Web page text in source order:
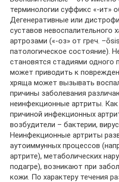
терминологии суффикс «-ит»
Дегенеративные или
суставов невоспалительного
артрозами («-оз» от греч.
патологическое состояние).
становятся стадиями одного
может приводить к
хряща может вызывать
причины заболевания
неинфекционные артриты.
причиной инфекционных
возбудители – бактерии,
Неинфекционные артриты
аутоиммунных процессов
артрите), метаболических
подагре), возникают при
кожи. По характеру течения